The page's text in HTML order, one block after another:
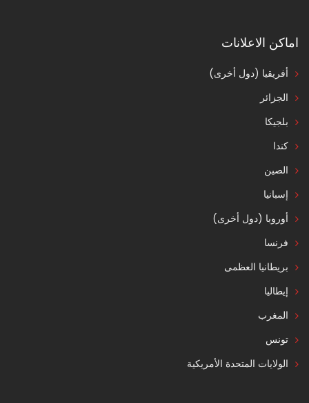
اماكن الاعلانات
أفريقيا (دول أخرى)
الجزائر
بلجيكا
كندا
الصين
إسبانيا
أوروبا (دول أخرى)
فرنسا
بريطانيا العظمى
إيطاليا
المغرب
تونس
الولايات المتحدة الأمريكية